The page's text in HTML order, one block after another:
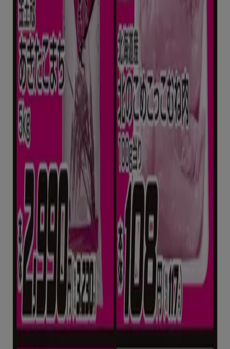
川口市のスーパーマーケットのカタロ
川口市のチラシとお得な情報
シェルター 水族館ランタン米カーテンネックレス
ケアスーツケース
他のまちのスーパーマーケット
東京都 大阪市 横浜市 名古屋市 札幌市
仙台市 広島市 さいたま市 川崎市
北九州市 新潟市
渋谷区
都道府県一覧へ
Tiendeoで掲載している
スーパーマーケット情報
から最新をご案内！
こちらの スーパーマーケットカテゴリーでは、スーパーマー
ケットの チラシ、住所、電話番号 などがチェックできます。
お得な
割引情報 を毎日チェックして節約 にどうぞ！複数のチ
ラシを比較するのにも便利ですよ。
に行く のオファー スーパーマーケット